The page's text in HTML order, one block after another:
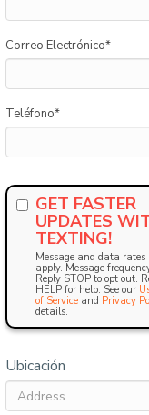
Correo Electrónico*
Teléfono*
GET FASTER
UPDATES
TEXTING!
Message and data rates
apply. Message
Reply STOP to opt out.
HELP for help. See our
of Service and Privacy
details.
Ubicación